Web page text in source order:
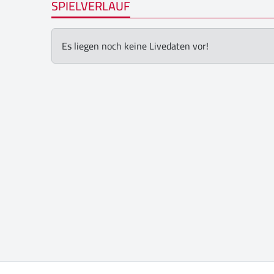
SPIELVERLAUF
Es liegen noch keine Livedaten vor!